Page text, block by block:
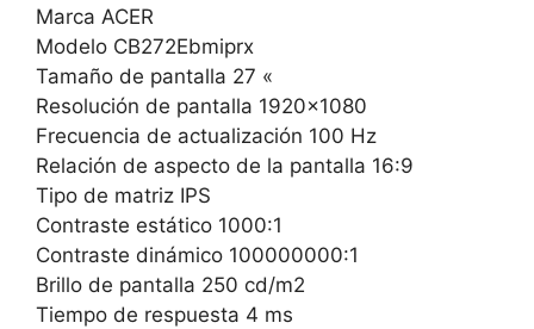
Marca ACER
Modelo CB272Ebmiprx
Tamaño de pantalla 27 «
Resolución de pantalla 1920×1080
Frecuencia de actualización 100 Hz
Relación de aspecto de la pantalla 16:9
Tipo de matriz IPS
Contraste estático 1000:1
Contraste dinámico 100000000:1
Brillo de pantalla 250 cd/m2
Tiempo de respuesta 4 ms